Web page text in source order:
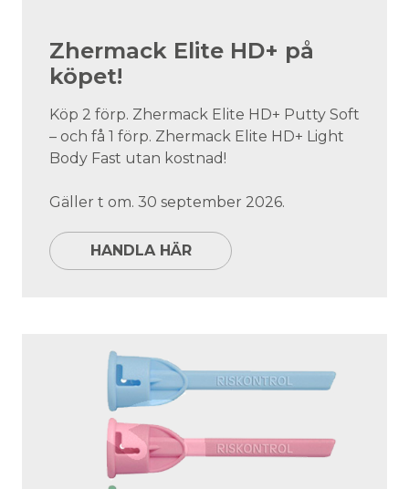
Zhermack Elite HD+ på
köpet!
Köp 2 förp. Zhermack Elite HD+ Putty Soft
– och få 1 förp. Zhermack Elite HD+ Light
Body Fast utan kostnad!
Gäller t om. 30 september 2026.
HANDLA HÄR